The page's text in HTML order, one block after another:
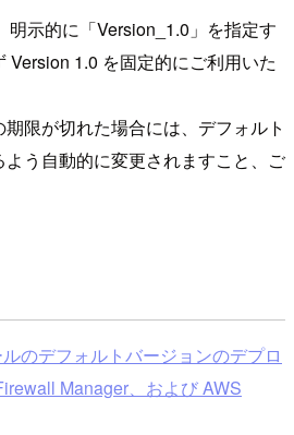
明示的に「Version_1.0」を指定す
Version 1.0 を固定的にご利用いた
限が切れた場合には、デフォルト
う自動的に変更されますこと、ご
のデフォルトバージョンのデプロ
Manager、および AWS